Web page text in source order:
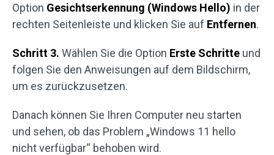
Option Gesichtserkennung (Windows Hello) in der
rechten Seitenleiste und klicken Sie auf Entfernen.
Schritt 3. Wählen Sie die Option Erste Schritte und
folgen Sie den Anweisungen auf dem Bildschirm,
um es zurückzusetzen.
Danach können Sie Ihren Computer neu starten
und sehen, ob das Problem „Windows 11 hello
nicht verfügbar“ behoben wird.